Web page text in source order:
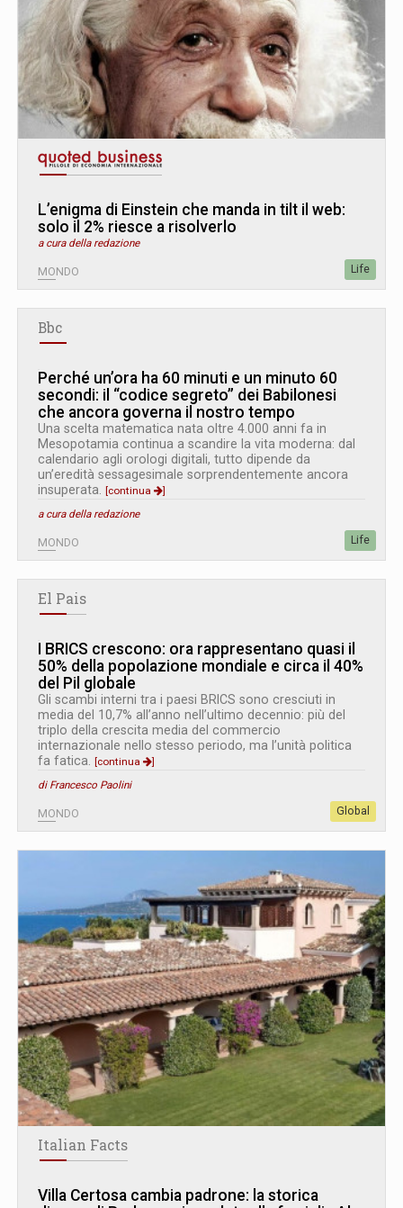
L’enigma di Einstein che manda in tilt il web:
solo il 2% riesce a risolverlo
a cura della redazione
MONDO Life
Bbc
Perché un’ora ha 60 minuti e un minuto 60
secondi: il “codice segreto” dei Babilonesi
che ancora governa il nostro tempo
Una scelta matematica nata oltre 4.000 anni fa in
Mesopotamia continua a scandire la vita moderna: dal
calendario agli orologi digitali, tutto dipende da
un’eredità sessagesimale sorprendentemente ancora
insuperata. [continua
]
a cura della redazione
MONDO Life
El Pais
I BRICS crescono: ora rappresentano quasi il
50% della popolazione mondiale e circa il 40%
del Pil globale
Gli scambi interni tra i paesi BRICS sono cresciuti in
media del 10,7% all’anno nell’ultimo decennio: più del
triplo della crescita media del commercio
internazionale nello stesso periodo, ma l’unità politica
fa fatica. [continua
]
di Francesco Paolini
MONDO Global
Italian Facts
Villa Certosa cambia padrone: la storica